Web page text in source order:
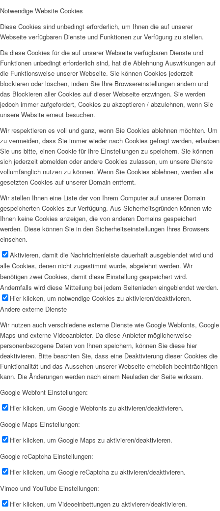
Notwendige Website Cookies
Diese Cookies sind unbedingt erforderlich, um Ihnen die auf unserer
Webseite verfügbaren Dienste und Funktionen zur Verfügung zu stellen.
Da diese Cookies für die auf unserer Webseite verfügbaren Dienste und
Funktionen unbedingt erforderlich sind, hat die Ablehnung Auswirkungen auf
die Funktionsweise unserer Webseite. Sie können Cookies jederzeit
blockieren oder löschen, indem Sie Ihre Browsereinstellungen ändern und
das Blockieren aller Cookies auf dieser Webseite erzwingen. Sie werden
jedoch immer aufgefordert, Cookies zu akzeptieren / abzulehnen, wenn Sie
unsere Website erneut besuchen.
Wir respektieren es voll und ganz, wenn Sie Cookies ablehnen möchten. Um
zu vermeiden, dass Sie immer wieder nach Cookies gefragt werden, erlauben
Sie uns bitte, einen Cookie für Ihre Einstellungen zu speichern. Sie können
sich jederzeit abmelden oder andere Cookies zulassen, um unsere Dienste
vollumfänglich nutzen zu können. Wenn Sie Cookies ablehnen, werden alle
gesetzten Cookies auf unserer Domain entfernt.
Wir stellen Ihnen eine Liste der von Ihrem Computer auf unserer Domain
gespeicherten Cookies zur Verfügung. Aus Sicherheitsgründen können wie
Ihnen keine Cookies anzeigen, die von anderen Domains gespeichert
werden. Diese können Sie in den Sicherheitseinstellungen Ihres Browsers
einsehen.
Aktivieren, damit die Nachrichtenleiste dauerhaft ausgeblendet wird und
alle Cookies, denen nicht zugestimmt wurde, abgelehnt werden. Wir
benötigen zwei Cookies, damit diese Einstellung gespeichert wird.
Andernfalls wird diese Mitteilung bei jedem Seitenladen eingeblendet werden.
Hier klicken, um notwendige Cookies zu aktivieren/deaktivieren.
Andere externe Dienste
Wir nutzen auch verschiedene externe Dienste wie Google Webfonts, Google
Maps und externe Videoanbieter. Da diese Anbieter möglicherweise
personenbezogene Daten von Ihnen speichern, können Sie diese hier
deaktivieren. Bitte beachten Sie, dass eine Deaktivierung dieser Cookies die
Funktionalität und das Aussehen unserer Webseite erheblich beeinträchtigen
kann. Die Änderungen werden nach einem Neuladen der Seite wirksam.
Google Webfont Einstellungen:
Hier klicken, um Google Webfonts zu aktivieren/deaktivieren.
Google Maps Einstellungen:
Hier klicken, um Google Maps zu aktivieren/deaktivieren.
Google reCaptcha Einstellungen:
Hier klicken, um Google reCaptcha zu aktivieren/deaktivieren.
Vimeo und YouTube Einstellungen:
Hier klicken, um Videoeinbettungen zu aktivieren/deaktivieren.